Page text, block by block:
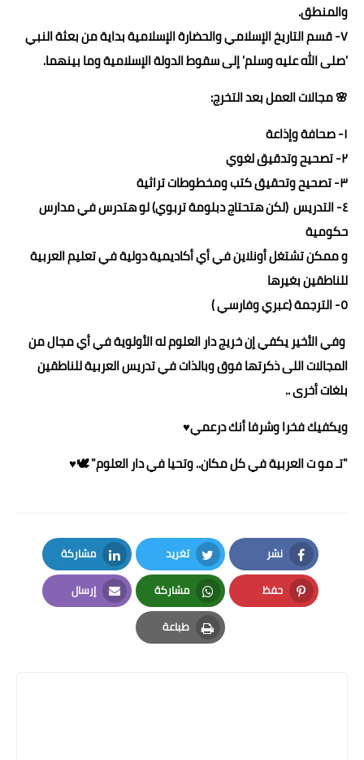
والمنطق.
٧- قسم التاريخ الإسلامي والحضارة الإسلامية بداية من بعثة النبي
'صلى الله عليه وسلم' إلى سقوط الدولة الإسلامية وما بينهما.
🌸 مجالات العمل بعد التخرج:
١- صحافة وإذاعة
٢- تصحيح وتدقيق لغوي
٣- تصحيح وتحقيق كتب ومخطوطات تراثية
٤- التدريس (لكن هتحتاج دبلومة تربوي) لو هتدرس في مدارس
حكومية
و ممكن تشتغل أونلاين في أي أكاديمية دولية في تعليم العربية
للناطقين بغيرها
٥- الترجمة (عبري وفارسي )
وفي الأخير يكفي إن خريج دار العلوم له الأولوية في أي مجال من
المجالات اللى ذكرتها فوق وبالذات في تدريس العربية للناطقين
بلغات أخرى ..
ويكفيك فخرا وشرفا أنك درعمي♥️
"تـ مو ت العربية في كل مكان.. وتحيا في دار العلوم" 🕊️♥️
نشر
Facebook
تغريد
Twitter
مشاركة
LinkedIn
حفظ
Pinterest
مشاركة
Whatsapp
إرسال
Email
طباعة
Print